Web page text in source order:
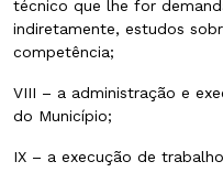
técnico que lhe for
indiretamente, estudos
competência;
VIII – a administração e
do Município;
IX – a execução de